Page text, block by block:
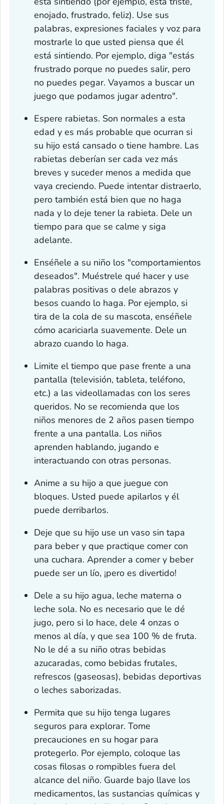
enojado, frustrado, feliz). Use sus
palabras, expresiones faciales y voz para
mostrarle lo que usted piensa que él
está sintiendo. Por ejemplo, diga "estás
frustrado porque no puedes salir, pero
no puedes pegar. Vayamos a buscar un
juego que podamos jugar adentro".
Espere rabietas. Son normales a esta
edad y es más probable que ocurran si
su hijo está cansado o tiene hambre. Las
rabietas deberían ser cada vez más
breves y suceder menos a medida que
vaya creciendo. Puede intentar distraerlo,
pero también está bien que no haga
nada y lo deje tener la rabieta. Dele un
tiempo para que se calme y siga
adelante.
Enséñele a su niño los "comportamientos
deseados". Muéstrele qué hacer y use
palabras positivas o dele abrazos y
besos cuando lo haga. Por ejemplo, si
tira de la cola de su mascota, enséñele
cómo acariciarla suavemente. Dele un
abrazo cuando lo haga.
Limite el tiempo que pase frente a una
pantalla (televisión, tableta, teléfono,
etc.) a las videollamadas con los seres
queridos. No se recomienda que los
niños menores de 2 años pasen tiempo
frente a una pantalla. Los niños
aprenden hablando, jugando e
interactuando con otras personas.
Anime a su hijo a que juegue con
bloques. Usted puede apilarlos y él
puede derribarlos.
Deje que su hijo use un vaso sin tapa
para beber y que practique comer con
una cuchara. Aprender a comer y beber
puede ser un lío, ¡pero es divertido!
Dele a su hijo agua, leche materna o
leche sola. No es necesario que le dé
jugo, pero si lo hace, dele 4 onzas o
menos al día, y que sea 100 % de fruta.
No le dé a su niño otras bebidas
azucaradas, como bebidas frutales,
refrescos (gaseosas), bebidas deportivas
o leches saborizadas.
Permita que su hijo tenga lugares
seguros para explorar. Tome
precauciones en su hogar para
protegerlo. Por ejemplo, coloque las
cosas filosas o rompibles fuera del
alcance del niño. Guarde bajo llave los
medicamentos, las sustancias químicas y